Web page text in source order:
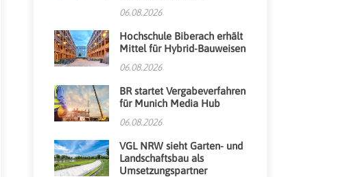
06.08.2026
Hochschule Biberach erhält
Mittel für Hybrid-Bauweisen
06.08.2026
BR startet Vergabeverfahren
für Munich Media Hub
06.08.2026
VGL NRW sieht Garten- und
Landschaftsbau als
Umsetzungspartner